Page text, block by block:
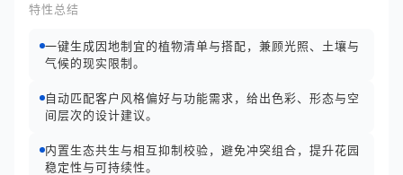
特性总结
一键生成因地制宜的植物清单与搭配，兼顾光照、土壤与
气候的现实限制。
自动匹配客户风格偏好与功能需求，给出色彩、形态与空
间层次的设计建议。
内置生态共生与相互抑制校验，避免冲突组合，提升花园
稳定性与可持续性。